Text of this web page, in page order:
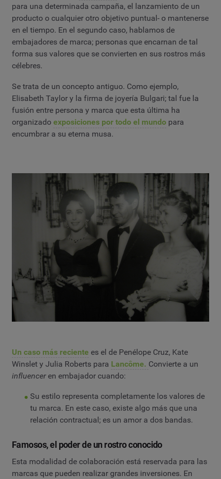
para una determinada campaña, el lanzamiento de un
producto o cualquier otro objetivo puntual- o mantenerse
en el tiempo. En el segundo caso, hablamos de
embajadores de marca; personas que encarnan de tal
forma sus valores que se convierten en sus rostros más
célebres.
Se trata de un concepto antiguo. Como ejemplo,
Elisabeth Taylor y la firma de joyería Bulgari; tal fue la
fusión entre persona y marca que esta última ha
organizado exposiciones por todo el mundo para
encumbrar a su eterna musa.
Un caso más reciente es el de Penélope Cruz, Kate
Winslet y Julia Roberts para Lancôme. Convierte a un
influenceren embajador cuando:
Su estilo representa completamente los valores de
tu marca. En este caso, existe algo más que una
relación contractual; es un amor a dos bandas.
Famosos, el poder de un rostro conocido
Esta modalidad de colaboración está reservada para las
marcas que pueden realizar grandes inversiones. En